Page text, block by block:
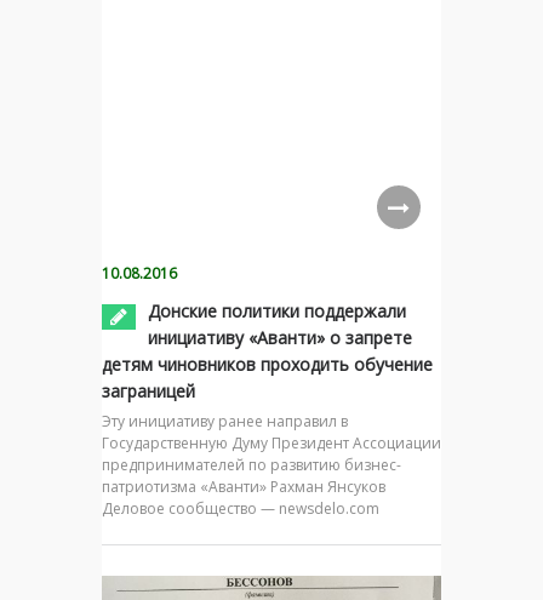
10.08.2016
Донские политики поддержали
инициативу «Аванти» о запрете
детям чиновников проходить обучение
заграницей
Эту инициативу ранее направил в
Государственную Думу Президент Ассоциации
предпринимателей по развитию бизнес-
патриотизма «Аванти» Рахман Янсуков
Деловое сообщество — newsdelo.com